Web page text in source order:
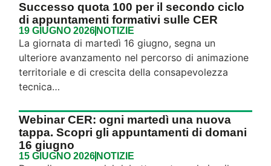
Successo quota 100 per il secondo ciclo
di appuntamenti formativi sulle CER
19 GIUGNO 2026 NOTIZIE
La giornata di martedì 16 giugno, segna un
ulteriore avanzamento nel percorso di animazione
territoriale e di crescita della consapevolezza
tecnica…
Webinar CER: ogni martedì una nuova
tappa. Scopri gli appuntamenti di domani
16 giugno
15 GIUGNO 2026 NOTIZIE